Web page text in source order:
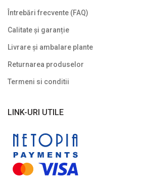
Întrebări frecvente (FAQ)
Calitate și garanție
Livrare și ambalare plante
Returnarea produselor
Termeni si conditii
LINK-URI UTILE